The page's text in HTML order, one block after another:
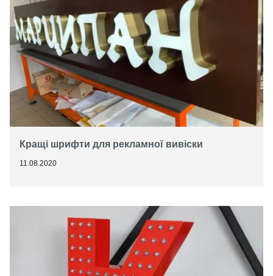
Кращі шрифти для рекламної вивіски
11.08.2020